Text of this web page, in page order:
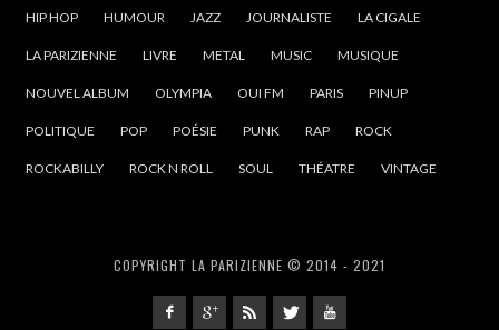
HIP HOP HUMOUR JAZZ JOURNALISTE LA CIGALE
LA PARIZIENNE LIVRE METAL MUSIC MUSIQUE
NOUVEL ALBUM OLYMPIA OUI FM PARIS PINUP
POLITIQUE POP POÉSIE PUNK RAP ROCK
ROCKABILLY ROCK N ROLL SOUL THÉATRE VINTAGE
COPYRIGHT LA PARIZIENNE © 2014 - 2021